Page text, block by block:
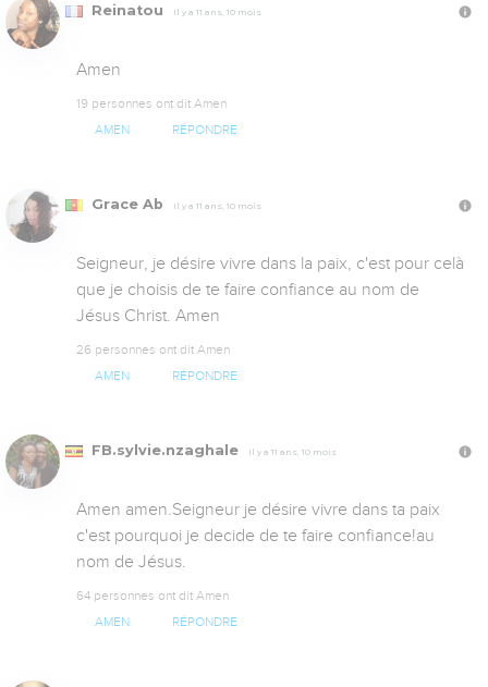
Reinatou Il y a 11 ans, 10 mois
Amen
19 personnes ont dit Amen
AMEN RÉPONDRE
Grace Ab Il y a 11 ans, 10 mois
Seigneur, je désire vivre dans la paix, c'est pour celà
que je choisis de te faire confiance au nom de
Jésus Christ. Amen
26 personnes ont dit Amen
AMEN RÉPONDRE
FB.sylvie.nzaghale Il y a 11 ans, 10 mois
Amen amen.Seigneur je désire vivre dans ta paix
c'est pourquoi je decide de te faire confiance!au
nom de Jésus.
64 personnes ont dit Amen
AMEN RÉPONDRE